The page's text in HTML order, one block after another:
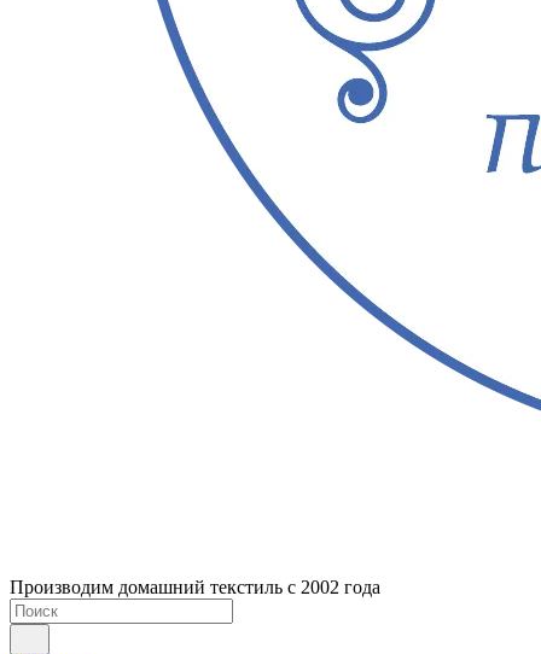
Производим домашний текстиль с 2002 года